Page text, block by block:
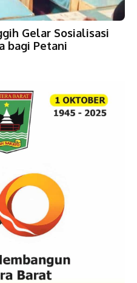
Gelar Sosialisasi
bagi Petani